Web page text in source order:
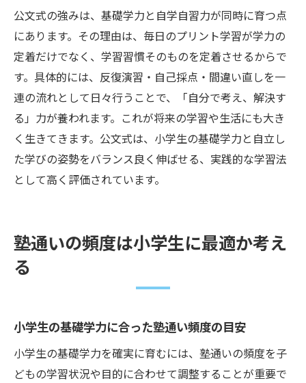
公文式の強みは、基礎学力と自学自習力が同時に育つ点
にあります。その理由は、毎日のプリント学習が学力の
定着だけでなく、学習習慣そのものを定着させるからで
す。具体的には、反復演習・自己採点・間違い直しを一
連の流れとして日々行うことで、「自分で考え、解決す
る」力が養われます。これが将来の学習や生活にも大き
く生きてきます。公文式は、小学生の基礎学力と自立し
た学びの姿勢をバランス良く伸ばせる、実践的な学習法
として高く評価されています。
塾通いの頻度は小学生に最適か考え
る
小学生の基礎学力に合った塾通い頻度の目安
小学生の基礎学力を確実に育むには、塾通いの頻度を子
どもの学習状況や目的に合わせて調整することが重要で